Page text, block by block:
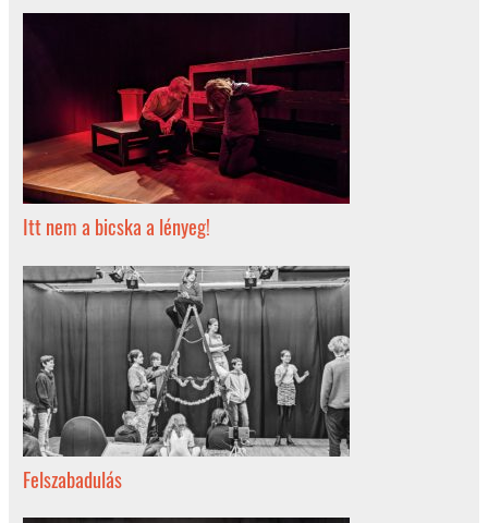
Itt nem a bicska a lényeg!
Felszabadulás